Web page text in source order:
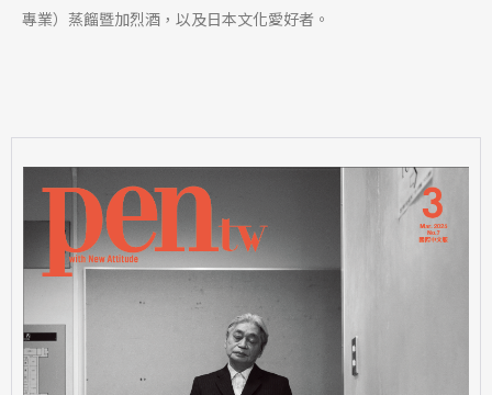
專業）蒸餾暨加烈酒，以及日本文化愛好者。